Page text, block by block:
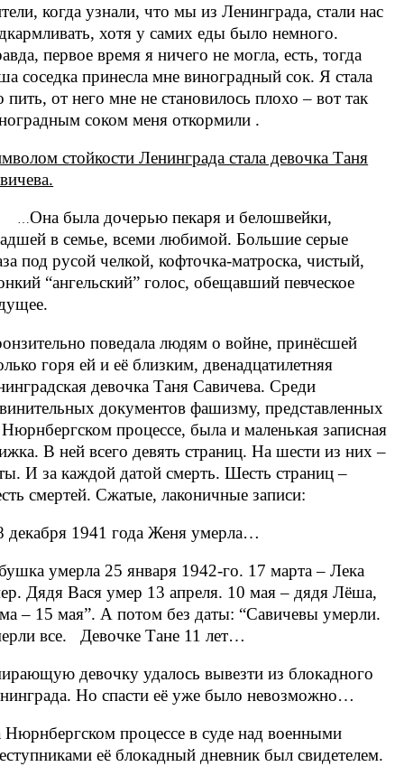
когда узнали, что мы из Ленинграда, стали нас
хотя у самих еды было немного.
первое время я ничего не могла, есть, тогда
соседка принесла мне виноградный сок. Я стала
пить, от него мне не становилось плохо – вот так
соком меня откормили .
стойкости Ленинграда стала девочка Таня
Она была дочерью пекаря и белошвейки,
в семье, всеми любимой. Большие серые
под русой челкой, кофточка-матроска, чистый,
“ангельский” голос, обещавший певческое
поведала людям о войне, принёсшей
горя ей и её близким, двенадцатилетняя
девочка Таня Савичева. Среди
документов фашизму, представленных
процессе, была и маленькая записная
В ней всего девять страниц. На шести из них –
И за каждой датой смерть. Шесть страниц –
смертей. Сжатые, лаконичные записи:
декабря 1941 года Женя умерла…
умерла 25 января 1942-го. 17 марта – Лека
Дядя Вася умер 13 апреля. 10 мая – дядя Лёша,
– 15 мая”. А потом без даты: “Савичевы умерли.
все. Девочке Тане 11 лет…
девочку удалось вывезти из блокадного
Но спасти её уже было невозможно…
процессе в суде над военными
её блокадный дневник был свидетелем.